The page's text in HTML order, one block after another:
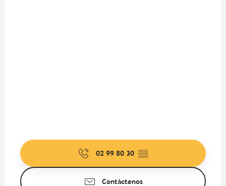
02 99 80 30 ▒▒
Contáctenos